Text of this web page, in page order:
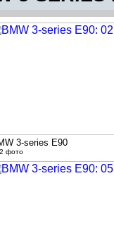
3-series E90
фото